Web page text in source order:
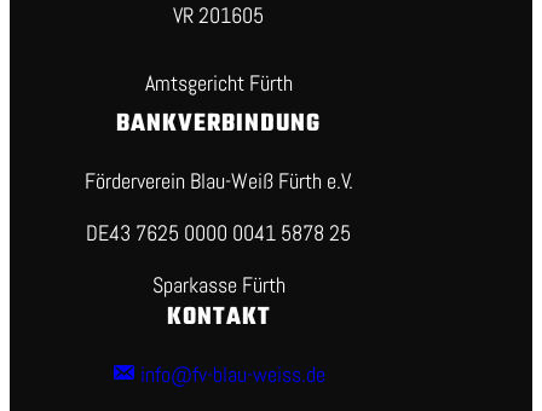
VR 201605
Amtsgericht Fürth
BANKVERBINDUNG
Förderverein Blau-Weiß Fürth e.V.
DE43 7625 0000 0041 5878 25
Sparkasse Fürth
KONTAKT
info@fv-blau-weiss.de